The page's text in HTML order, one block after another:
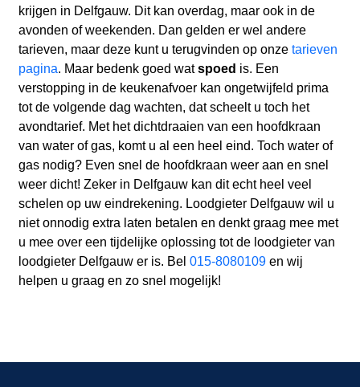
krijgen in Delfgauw. Dit kan overdag, maar ook in de
avonden of weekenden. Dan gelden er wel andere
tarieven, maar deze kunt u terugvinden op onze tarieven
pagina. Maar bedenk goed watspoed is. Een
verstopping in de keukenafvoer kan ongetwijfeld prima
tot de volgende dag wachten, dat scheelt u toch het
avondtarief. Met het dichtdraaien van een hoofdkraan
van water of gas, komt u al een heel eind. Toch water of
gas nodig? Even snel de hoofdkraan weer aan en snel
weer dicht! Zeker in Delfgauw kan dit echt heel veel
schelen op uw eindrekening. Loodgieter Delfgauw wil u
niet onnodig extra laten betalen en denkt graag mee met
u mee over een tijdelijke oplossing tot de loodgieter van
loodgieter Delfgauw er is. Bel 015-8080109en wij
helpen u graag en zo snel mogelijk!